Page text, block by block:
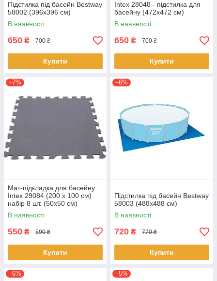
Підстилка під басейн Bestway
58002 (396х396 см)
В наявності
650 ₴ 700 ₴
Купити
Intex 28048 - підстилка для
басейну (472x472 см)
В наявності
650 ₴ 700 ₴
Купити
–7%
Мат-підкладка для басейну
Intex 29084 (200 х 100 см)
набір 8 шт. (50x50 см)
В наявності
550 ₴ 590 ₴
Купити
–6%
Підстилка під басейн Bestway
58003 (488х488 см)
В наявності
720 ₴ 770 ₴
Купити
–6% –5%